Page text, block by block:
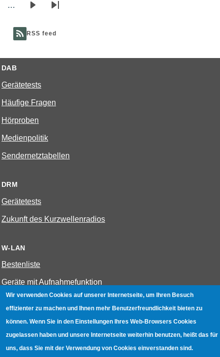
…
NächsteLetzte
RSS feed
DAB
Gerätetests
Häufige Fragen
Hörproben
Medienpolitik
Sendernetztabellen
DRM
Gerätetests
Zukunft des Kurzwellenradios
W-LAN
Bestenliste
Geräte mit Aufnahmefunktion
Gerätetests
Hotspot absichern
WLAN-Testbuch
Wir verwenden Cookies auf unserer Internetseite, um Ihren Besuch
effizienter zu machen und Ihnen mehr Benutzerfreundlichkeit bieten zu
können. Wenn Sie in den Einstellungen Ihres Web-Browsers Cookies
zugelassen haben und unsere Internetseite weiterhin benutzen, heißt das für
uns, dass Sie mit der Verwendung von Cookies einverstanden sind.